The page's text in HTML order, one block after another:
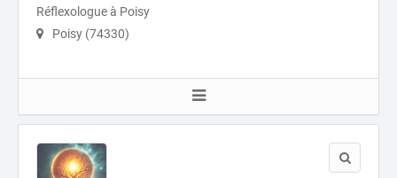
Réflexologue à Poisy
Poisy (74330)